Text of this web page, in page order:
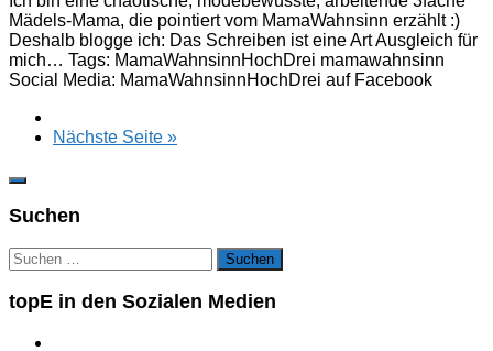
Mädels-Mama, die pointiert vom MamaWahnsinn erzählt :)
Deshalb blogge ich: Das Schreiben ist eine Art Ausgleich für
mich… Tags: MamaWahnsinnHochDrei mamawahnsinn
Social Media: MamaWahnsinnHochDrei auf Facebook
Nächste Seite »
Suchen
Suchen
nach:
topE in den Sozialen Medien